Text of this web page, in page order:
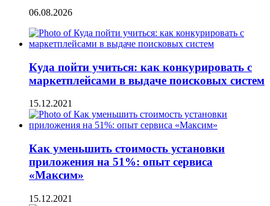
06.08.2026
Куда пойти учиться: как конкурировать с
маркетплейсами в выдаче поисковых систем
15.12.2021
Как уменьшить стоимость установки
приложения на 51%: опыт сервиса
«Максим»
15.12.2021